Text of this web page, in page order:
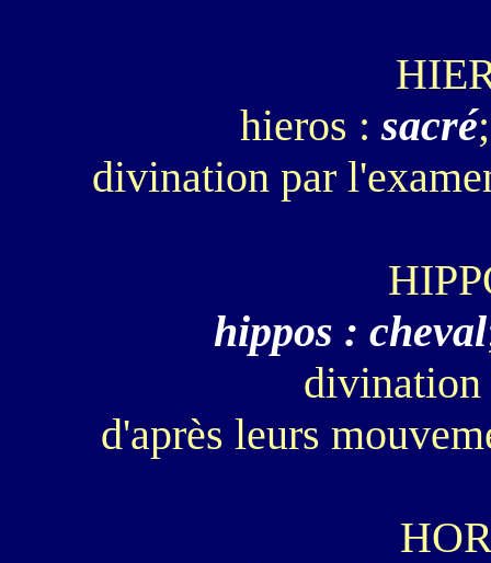
hieros :sacré
divination par
hippos : cheval
d'après leurs